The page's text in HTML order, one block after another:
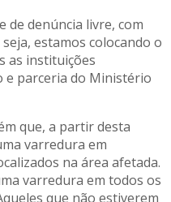
de denúncia livre, com
estamos colocando o
as instituições
e parceria do Ministério
que, a partir desta
varredura em
na área afetada.
varredura em todos os
que não estiverem